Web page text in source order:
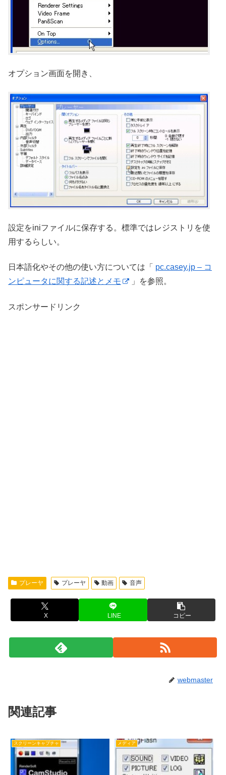
オプション画面を開き、
設定をiniファイルに保存する。標準ではレジストリを使
用するらしい。
日本語化やその他の使い方については「 pc.casey.jp – コ
ンピュータに関する記述とメモ
」を参照。
スポンサードリンク
プレーヤ プレーヤ 動画 音声
X LINE コピー
webmaster
関連記事
スクリーンキャプチャ メディア